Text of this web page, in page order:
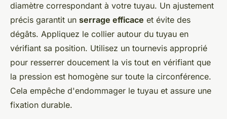
diamètre correspondant à votre tuyau. Un ajustement
précis garantit un serrage efficace et évite des
dégâts. Appliquez le collier autour du tuyau en
vérifiant sa position. Utilisez un tournevis approprié
pour resserrer doucement la vis tout en vérifiant que
la pression est homogène sur toute la circonférence.
Cela empêche d'endommager le tuyau et assure une
fixation durable.